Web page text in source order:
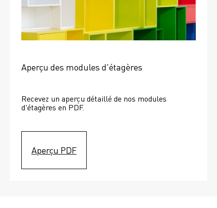
Aperçu des modules d'étagères
Recevez un aperçu détaillé de nos modules
d'étagères en PDF.
Aperçu PDF